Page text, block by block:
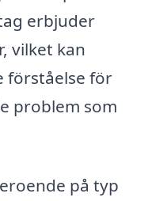
erbjuder
vilket kan
förståelse för
problem som
på typ